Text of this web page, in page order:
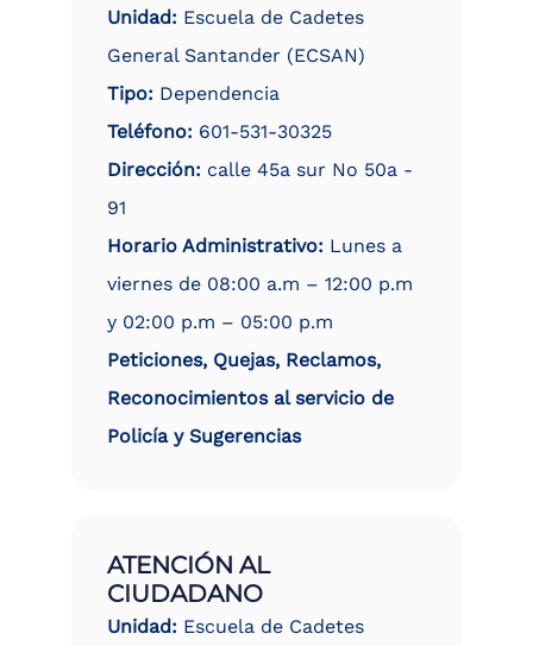
Unidad: Escuela de Cadetes
General Santander (ECSAN)
Tipo: Dependencia
Teléfono: 601-531-30325
Dirección: calle 45a sur No 50a -
91
Horario Administrativo: Lunes a
viernes de 08:00 a.m – 12:00 p.m
y 02:00 p.m – 05:00 p.m
Peticiones, Quejas, Reclamos,
Reconocimientos al servicio de
Policía y Sugerencias
ATENCIÓN AL
CIUDADANO
Unidad: Escuela de Cadetes